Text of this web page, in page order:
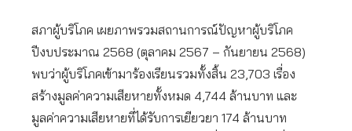
สภาผู้บริโภค เผยภาพรวมสถานการณ์ปัญหาผู้บริโภค
ปีงบประมาณ 2568 (ตุลาคม 2567 – กันยายน 2568)
พบว่าผู้บริโภคเข้ามาร้องเรียนรวมทั้งสิ้น 23,703 เรื่อง
สร้างมูลค่าความเสียหายทั้งหมด 4,744 ล้านบาท และ
มูลค่าความเสียหายที่ได้รับการเยียวยา 174 ล้านบาท